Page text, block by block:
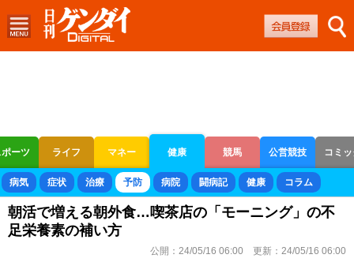
ーツ ライフ マネー 健康 競馬 公営競技 コミ
ボートレース 競輪 オートレース
病気 症状 治療 予防 病院 闘病記 健康 コラム
朝活で増える朝外食…喫茶店の「モーニング」の不
足栄養素の補い方
公開： 24/05/16 06:00 更新： 24/05/16 06:00